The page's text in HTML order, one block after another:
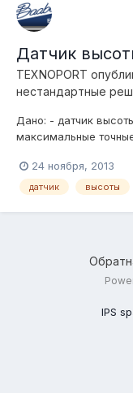
Датчик
TEXNOPORT
нестандартные
Дано: - датчик
максимальные
данного датчика
велико по
24 ноября, 2013
датчик высоты
IPS